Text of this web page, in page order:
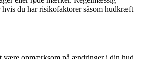
du har risikofaktorer såsom hudkræft